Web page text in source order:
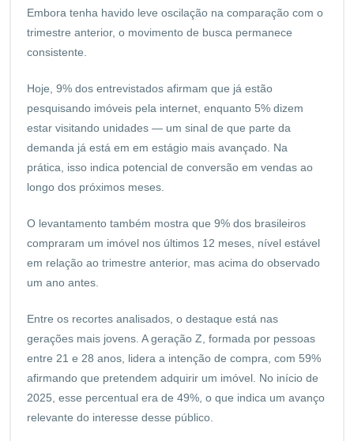
Embora tenha havido leve oscilação na comparação com o
trimestre anterior, o movimento de busca permanece
consistente.
Hoje, 9% dos entrevistados afirmam que já estão
pesquisando imóveis pela internet, enquanto 5% dizem
estar visitando unidades — um sinal de que parte da
demanda já está em em estágio mais avançado. Na
prática, isso indica potencial de conversão em vendas ao
longo dos próximos meses.
O levantamento também mostra que 9% dos brasileiros
compraram um imóvel nos últimos 12 meses, nível estável
em relação ao trimestre anterior, mas acima do observado
um ano antes.
Entre os recortes analisados, o destaque está nas
gerações mais jovens. A geração Z, formada por pessoas
entre 21 e 28 anos, lidera a intenção de compra, com 59%
afirmando que pretendem adquirir um imóvel. No início de
2025, esse percentual era de 49%, o que indica um avanço
relevante do interesse desse público.